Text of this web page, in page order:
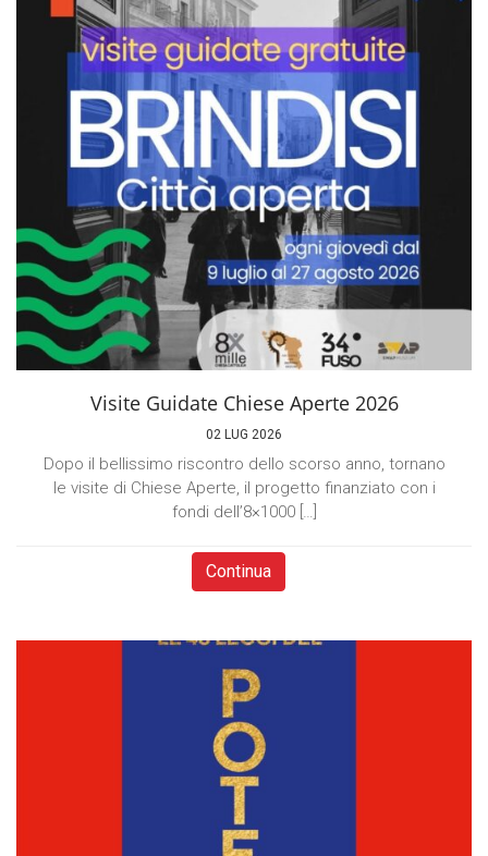
Visite Guidate Chiese Aperte 2026
02 LUG 2026
Dopo il bellissimo riscontro dello scorso anno, tornano
le visite di Chiese Aperte, il progetto finanziato con i
fondi dell’8×1000 […]
Continua